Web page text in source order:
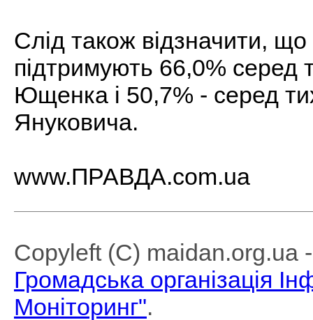
Слід також відзначити,
підтримують 66,0% серед
Ющенка і 50,7% - серед
Януковича.
www.ПРАВДА.com.ua
Copyleft (C) maidan.org.ua
Громадська організація
Моніторинг".